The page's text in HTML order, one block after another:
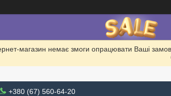
магазин немає змоги опрацювати Ваші
+380 (67) 560-64-20